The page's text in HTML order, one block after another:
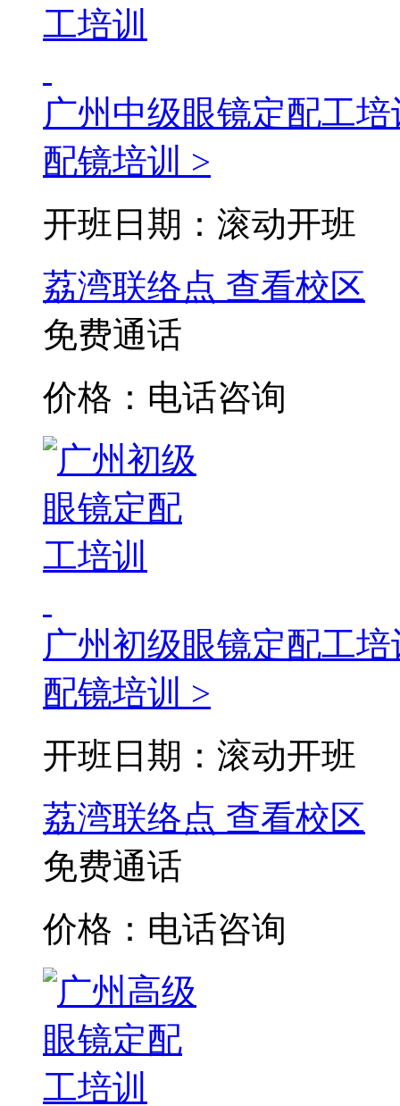
广州中级眼镜定配工培
配镜培训 >
开班日期：滚动开班
荔湾联络点 查看校区
免费通话
价格：电话咨询
广州初级眼镜定配工培
配镜培训 >
开班日期：滚动开班
荔湾联络点 查看校区
免费通话
价格：电话咨询